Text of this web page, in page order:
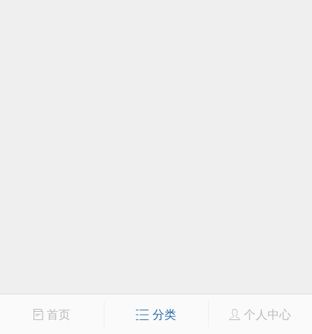
首页 分类 个人中心